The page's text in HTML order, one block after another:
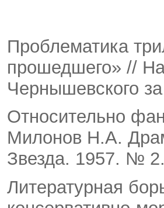
Проблематика
прошедшего» //
Чернышевского
Относительно
Милонов Н.А.
Звезда. 1957. №
Литературная